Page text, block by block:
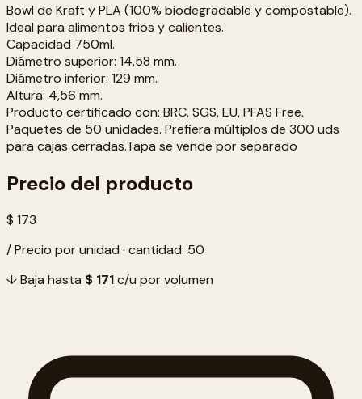
Bowl de Kraft y PLA (100% biodegradable y compostable).
Ideal para alimentos frios y calientes.
Capacidad 750ml.
Diámetro superior: 14,58 mm.
Diámetro inferior: 129 mm.
Altura: 4,56 mm.
Producto certificado con: BRC, SGS, EU, PFAS Free.
Paquetes de 50 unidades. Prefiera múltiplos de 300 uds
para cajas cerradas.Tapa se vende por separado
Precio del producto
$ 173
/ Precio por unidad · cantidad: 50
↓ Baja hasta $ 171c/u por volumen